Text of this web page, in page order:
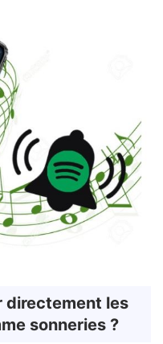
directement les
sonneries ?